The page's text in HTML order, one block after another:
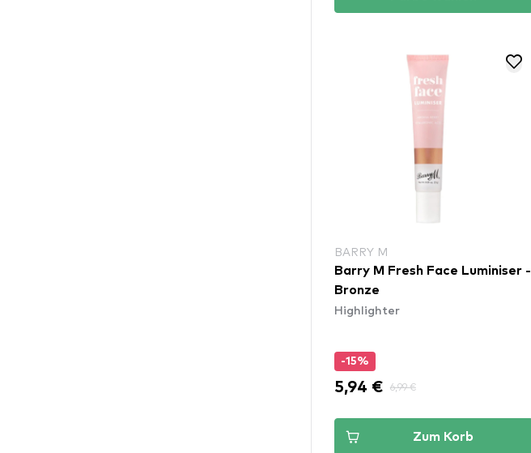
BARRY M
Barry M Fresh Face Luminiser -
Bronze
Highlighter
-15%
5,94 € 6,99 €
Zum Korb